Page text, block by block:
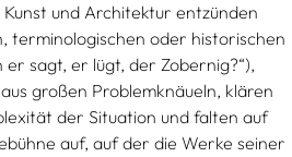
und Architektur entzünden
terminologischen oder historischen
sagt, er lügt, der Zobernig?“),
großen Problemknäueln, klären
der Situation und falten auf
auf, auf der die Werke seiner